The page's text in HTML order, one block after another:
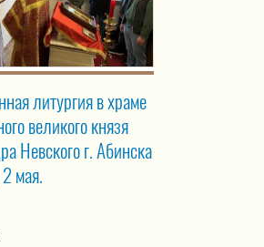
литургия в храме
великого князя
Невского г. Абинска
мая.